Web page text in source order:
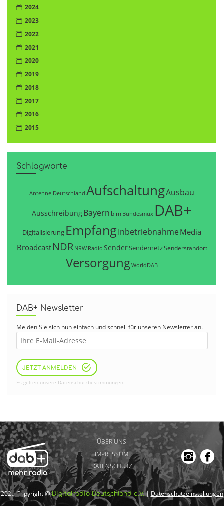
2024
2023
2022
2021
2020
2019
2018
2017
2016
2015
Schlagworte
Antenne Deutschland AufschaltungAusbau
AusschreibungBayern blm Bundesmux DAB+
Digitalisierung EmpfangInbetriebnahme Media
Broadcast NDR NRW Radio SenderSendernetzSenderstandort
VersorgungWorldDAB
DAB+ Newsletter
Melden Sie sich nun einfach und schnell für unseren Newsletter an.
JETZT ANMELDEN
Es gelten unsere Datenschutzbestimmungen.
ÜBER UNS
IMPRESSUM
DATENSCHUTZ
2026 Copyright @Digitalradio Deutschland e.V.| Datenschutzeinstellungen